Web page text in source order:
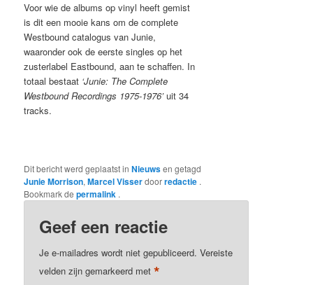
Voor wie de albums op vinyl heeft gemist
is dit een mooie kans om de complete
Westbound catalogus van Junie,
waaronder ook de eerste singles op het
zusterlabel Eastbound, aan te schaffen. In
totaal bestaat ‘Junie: The Complete
Westbound Recordings 1975-1976’uit 34
tracks.
Dit bericht werd geplaatst inNieuwsen getagd
Junie Morrison,Marcel Visserdoorredactie .
Bookmark depermalink .
Geef een reactie
Je e-mailadres wordt niet gepubliceerd. Vereiste
velden zijn gemarkeerd met*